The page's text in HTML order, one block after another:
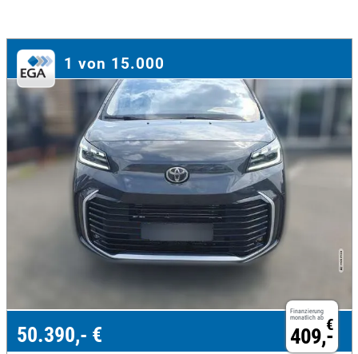
1 von 15.000
Finanzierung
monatlich ab €
409,-
50.390,- €